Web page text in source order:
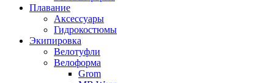
Плавание
Аксессуары
Гидрокостюмы
Экипировка
Велотуфли
Велоформа
Grom